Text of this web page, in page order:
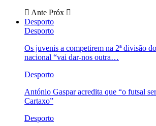
Ante Próx
Desporto
Desporto
Os juvenis a competirem na 2ª divisão
nacional “vai dar-nos outra…
Desporto
António Gaspar acredita que “o futsal
Cartaxo”
Desporto